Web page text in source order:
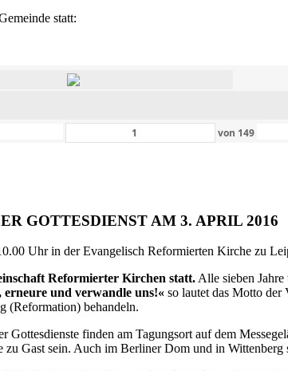
statt:
von 149
GOTTESDIENST AM 3. APRIL 2016
Uhr in der Evangelisch Reformierten Kirche zu
Reformierter Kirchen statt.Alle sieben
erneure und verwandle uns!« so lautet das Motto der
(Reformation) behandeln.
finden am Tagungsort auf dem
Gast sein. Auch im Berliner Dom und in Wittenberg